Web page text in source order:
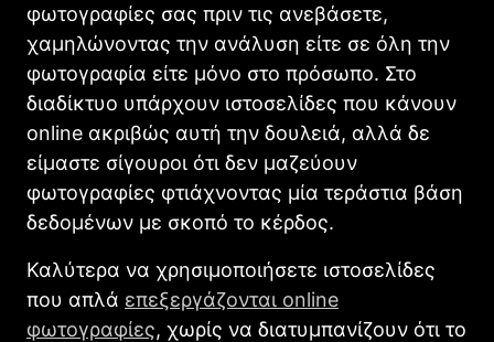
φωτογραφίες σας πριν τις ανεβάσετε,
χαμηλώνοντας την ανάλυση είτε σε όλη την
φωτογραφία είτε μόνο στο πρόσωπο. Στο
διαδίκτυο υπάρχουν ιστοσελίδες που κάνουν
online ακριβώς αυτή την δουλειά, αλλά δε
είμαστε σίγουροι ότι δεν μαζεύουν
φωτογραφίες φτιάχνοντας μία τεράστια βάση
δεδομένων με σκοπό το κέρδος.
Καλύτερα να χρησιμοποιήσετε ιστοσελίδες
που απλά επεξεργάζονται online
φωτογραφίες, χωρίς να διατυμπανίζουν ότι το